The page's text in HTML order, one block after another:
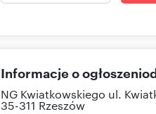
Informacje o
NG Kwiatkowskiego ul.
35-311 Rzeszów